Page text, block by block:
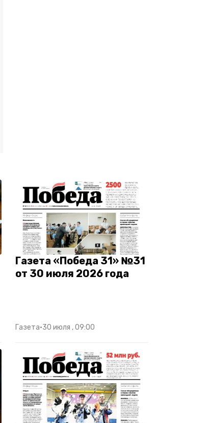
Газета «Победа 31» №31
от 30 июля 2026 года
Газета•30 июля , 09:00